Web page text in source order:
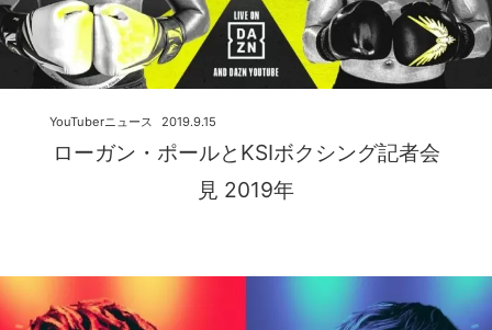
ローガン・ポールとKSIボクシング記者会
見 2019年
2019.9.15
YouTuberニュース